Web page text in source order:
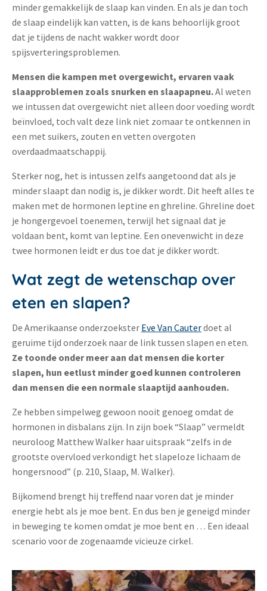
minder gemakkelijk de slaap kan vinden. En als je dan toch
de slaap eindelijk kan vatten, is de kans behoorlijk groot
dat je tijdens de nacht wakker wordt door
spijsverteringsproblemen.
Mensen die kampen met overgewicht, ervaren vaak
slaapproblemen zoals snurken en slaapapneu.Al weten
we intussen dat overgewicht niet alleen door voeding wordt
beïnvloed, toch valt deze link niet zomaar te ontkennen in
een met suikers, zouten en vetten overgoten
overdaadmaatschappij.
Sterker nog, het is intussen zelfs aangetoond dat als je
minder slaapt dan nodig is, je dikker wordt. Dit heeft alles te
maken met de hormonen leptine en ghreline. Ghreline doet
je hongergevoel toenemen, terwijl het signaal dat je
voldaan bent, komt van leptine. Een onevenwicht in deze
twee hormonen leidt er dus toe dat je dikker wordt.
Wat zegt de wetenschap over
eten en slapen?
De Amerikaanse onderzoekster Eve Van Cauterdoet al
geruime tijd onderzoek naar de link tussen slapen en eten.
Ze toonde onder meer aan dat mensen die korter
slapen, hun eetlust minder goed kunnen controleren
dan mensen die een normale slaaptijd aanhouden.
Ze hebben simpelweg gewoon nooit genoeg omdat de
hormonen in disbalans zijn. In zijn boek “Slaap” vermeldt
neuroloog Matthew Walker haar uitspraak “zelfs in de
grootste overvloed verkondigt het slapeloze lichaam de
hongersnood” (p. 210, Slaap, M. Walker).
Bijkomend brengt hij treffend naar voren dat je minder
energie hebt als je moe bent. En dus ben je geneigd minder
in beweging te komen omdat je moe bent en … Een ideaal
scenario voor de zogenaamde vicieuze cirkel.